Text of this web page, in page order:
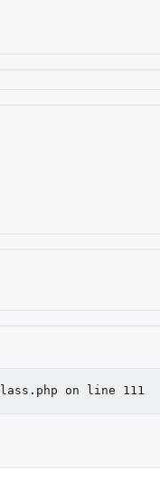
on line 111